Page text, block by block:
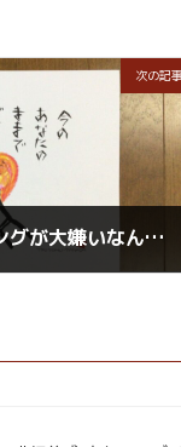
次の記事
僕はポジティブシンキングが大嫌いなんです